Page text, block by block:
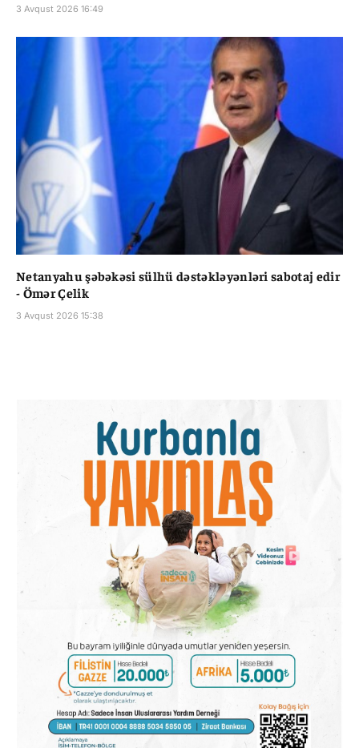
3 Avqust 2026 16:49
Netanyahu şəbəkəsi sülhü dəstəkləyənləri sabotaj edir
- Ömər Çelik
3 Avqust 2026 15:38